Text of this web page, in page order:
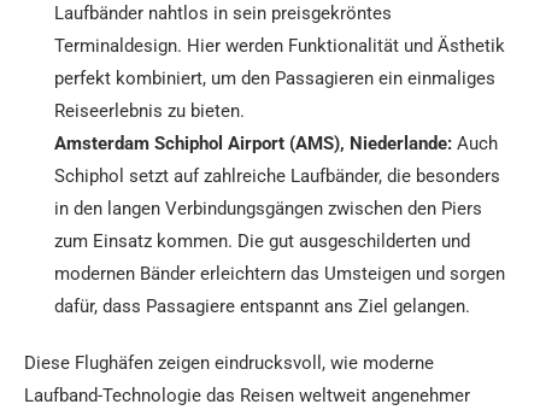
Laufbänder nahtlos in sein preisgekröntes
Terminaldesign. Hier werden Funktionalität und Ästhetik
perfekt kombiniert, um den Passagieren ein einmaliges
Reiseerlebnis zu bieten.
Amsterdam Schiphol Airport (AMS), Niederlande: Auch
Schiphol setzt auf zahlreiche Laufbänder, die besonders
in den langen Verbindungsgängen zwischen den Piers
zum Einsatz kommen. Die gut ausgeschilderten und
modernen Bänder erleichtern das Umsteigen und sorgen
dafür, dass Passagiere entspannt ans Ziel gelangen.
Diese Flughäfen zeigen eindrucksvoll, wie moderne
Laufband-Technologie das Reisen weltweit angenehmer